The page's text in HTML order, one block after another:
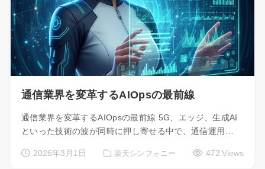
通信業界を変革するAIOpsの最前線
通信業界を変革するAIOpsの最前線 5G、エッジ、生成AI
といった技術の波が同時に押し寄せる中で、通信運用…
2026年3月1日 楽天シンフォニー 472 Views